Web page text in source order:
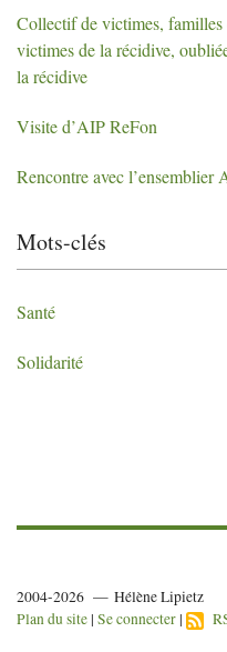
Collectif de victimes, familles
victimes de la récidive,
la récidive
Visite d’AIPReFon
Rencontre avec l’ensemblier
Mots-clés
Santé
Solidarité
2004-2026 — Hélène Lipietz
Plan du site | Se connecter |